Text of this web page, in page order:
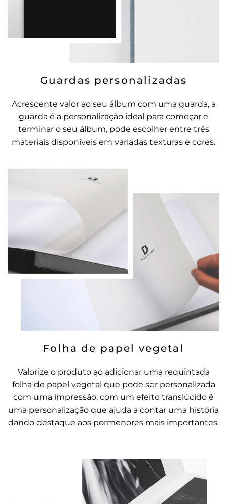
Guardas personalizadas
Acrescente valor ao seu álbum com uma guarda, a
guarda é a personalização ideal para começar e
terminar o seu álbum, pode escolher entre três
materiais disponíveis em variadas texturas e cores.
Folha de papel vegetal
Valorize o produto ao adicionar uma requintada
folha de papel vegetal que pode ser personalizada
com uma impressão, com um efeito translúcido é
uma personalização que ajuda a contar uma história
dando destaque aos pormenores mais importantes.